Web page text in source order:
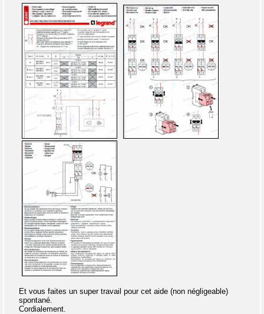
Et vous faites un super travail pour cet aide (non négligeable)
spontané.
Cordialement.